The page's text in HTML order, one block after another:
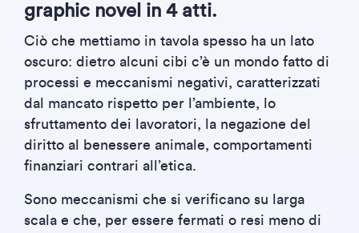
graphic novel in 4 atti.
Ciò che mettiamo in tavola spesso ha un lato
oscuro: dietro alcuni cibi c’è un mondo fatto di
processi e meccanismi negativi, caratterizzati
dal mancato rispetto per l’ambiente, lo
sfruttamento dei lavoratori, la negazione del
diritto al benessere animale, comportamenti
finanziari contrari all’etica.
Sono meccanismi che si verificano su larga
scala e che, per essere fermati o resi meno di